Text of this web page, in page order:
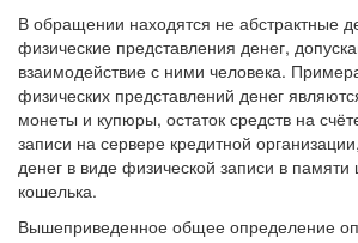
В обращении находятся не абстрактные
физические представления денег,
взаимодействие с ними человека.
физических представлений денег
монеты и купюры, остаток средств на
записи на сервере кредитной
денег в виде физической записи в
кошелька.
Вышеприведенное общее определение